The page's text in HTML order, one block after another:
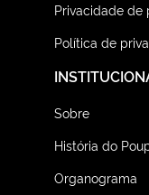
Privacidade de
Política de
Sobre
História do
Organograma